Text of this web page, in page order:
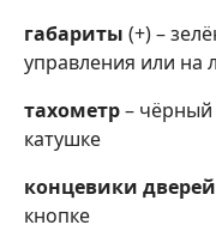
габариты (+) –
управления или на
тахометр–
катушке
концевики дверей
кнопке